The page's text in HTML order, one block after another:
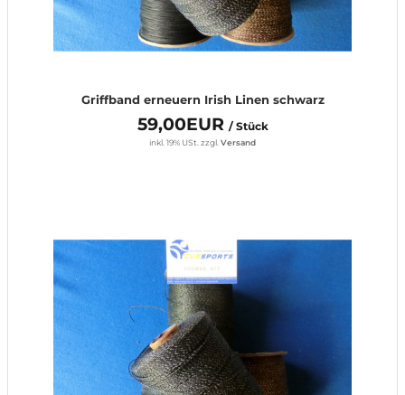
Griffband erneuern Irish Linen schwarz
59,00EUR / Stück
inkl. 19% USt. zzgl. Versand